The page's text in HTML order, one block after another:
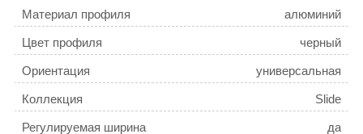
Материал профиля алюминий
Цвет профиля черный
Ориентация универсальная
Коллекция Slide
Регулируемая ширина да